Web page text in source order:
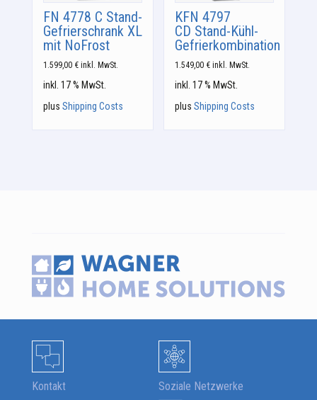
FN 4778 C Stand-
Gefrierschrank XL
mit NoFrost
1.599,00 € inkl. MwSt.
inkl. 17 % MwSt.
plus Shipping Costs
KFN 4797
CD Stand-Kühl-
Gefrierkombination
1.549,00 € inkl. MwSt.
inkl. 17 % MwSt.
plusShipping Costs
Kontakt Soziale Netzwerke